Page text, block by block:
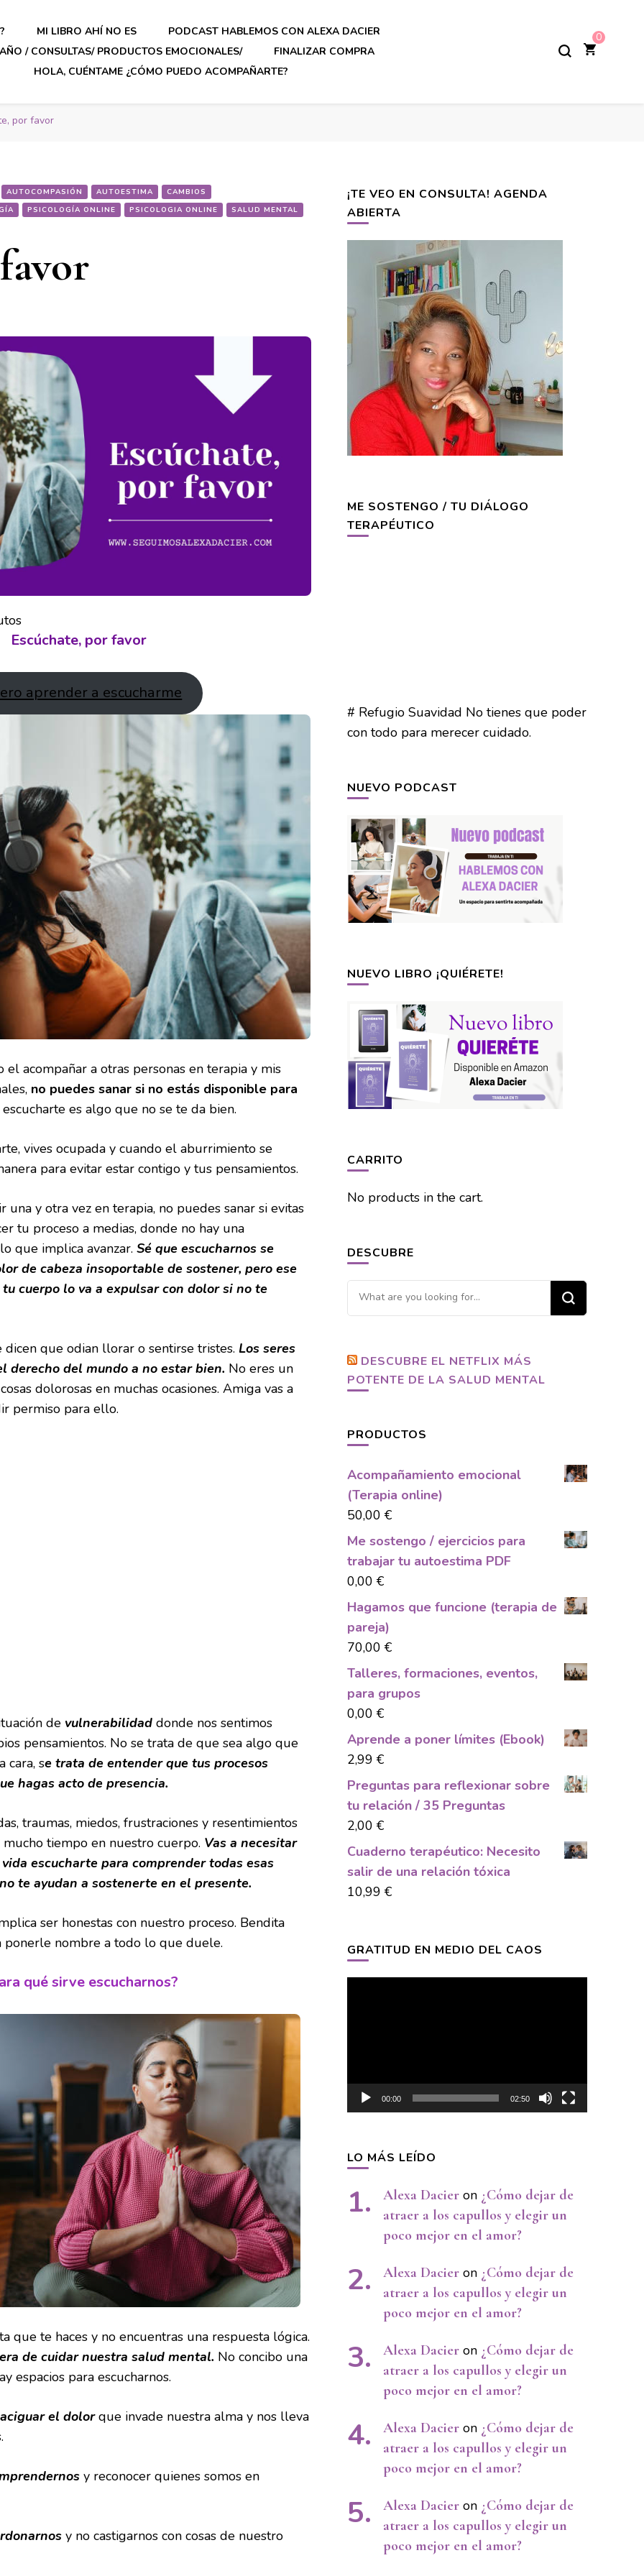
MI LIBRO AHÍ NO ES
PODCAST HABLEMOS CON ALEXA DACIER
/ CONSULTAS/ PRODUCTOS EMOCIONALES/
FINALIZAR COMPRA
HOLA, CUÉNTAME ¿CÓMO PUEDO ACOMPAÑARTE?
0
por favor
AUTOCOMPASIÓN AUTOESTIMA
CAMBIOS
PSICOLOGÍA ONLINE PSICOLOGIA ONLINE SALUD MENTAL
Escúchate, por favor
aprender a escucharme
acompañar a otras personas en terapia y mis
no puedes sanar si no estás disponible para
es algo que no se te da bien.
vives ocupada y cuando el aburrimiento se
para evitar estar contigo y tus pensamientos.
y otra vez en terapia, no puedes sanar si evitas
tu proceso a medias, donde no hay una
que implica avanzar. Sé que escucharnos se
de cabeza insoportable de sostener, pero ese
cuerpo lo va a expulsar con dolor si no te
dicen que odian llorar o sentirse tristes. Los seres
derecho del mundo a no estar bien. No eres un
dolorosas en muchas ocasiones. Amiga vas a
permiso para ello.
de vulnerabilidad donde nos sentimos
pensamientos. No se trata de que sea algo que
cara, se trata de entender que tus procesos
hagas acto de presencia.
traumas, miedos, frustraciones y resentimientos
tiempo en nuestro cuerpo. Vas a necesitar
escucharte para comprender todas esas
te ayudan a sostenerte en el presente.
ser honestas con nuestro proceso. Bendita
ponerle nombre a todo lo que duele.
qué sirve escucharnos?
que te haces y no encuentras una respuesta lógica.
de cuidar nuestra salud mental. No concibo una
espacios para escucharnos.
el dolorque invade nuestra alma y nos lleva
y reconocer quienes somos en
y no castigarnos con cosas de nuestro
¡TE VEO EN CONSULTA! AGENDA
ABIERTA
ME SOSTENGO / TU DIÁLOGO
TERAPÉUTICO
# Refugio Suavidad No tienes que poder
con todo para merecer cuidado.
NUEVO PODCAST
NUEVO LIBRO ¡QUIÉRETE!
CARRITO
No products in the cart.
DESCUBRE
Looking
for
DESCUBRE EL NETFLIX MÁS
POTENTE DE LA SALUD MENTAL
PRODUCTOS
Acompañamiento emocional
(Terapia online)
50,00 €
Me sostengo / ejercicios para
trabajar tu autoestima PDF
0,00 €
Hagamos que funcione (terapia de
pareja)
70,00 €
Talleres, formaciones, eventos,
para grupos
0,00 €
Aprende a poner límites (Ebook)
2,99 €
Preguntas para reflexionar sobre
tu relación / 35 Preguntas
2,00 €
Cuaderno terapéutico: Necesito
salir de una relación tóxica
10,99 €
GRATITUD EN MEDIO DEL CAOS
00:00 02:50
LO MÁS LEÍDO
Alexa Dacieron ¿Cómo dejar de
atraer a los capullos y elegir un
poco mejor en el amor?
Alexa Dacieron ¿Cómo dejar de
atraer a los capullos y elegir un
poco mejor en el amor?
Alexa Dacieron ¿Cómo dejar de
atraer a los capullos y elegir un
poco mejor en el amor?
Alexa Dacieron ¿Cómo dejar de
atraer a los capullos y elegir un
poco mejor en el amor?
Alexa Dacieron ¿Cómo dejar de
atraer a los capullos y elegir un
poco mejor en el amor?